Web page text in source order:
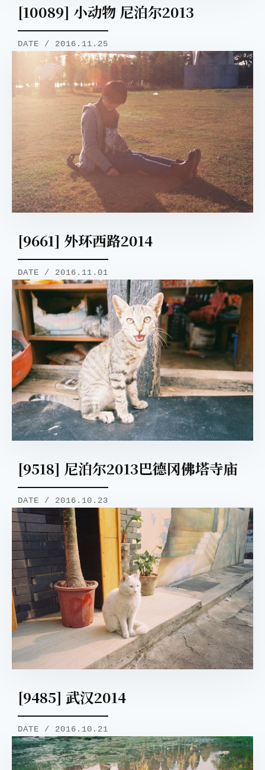
[10089] 小动物 尼泊尔2013
DATE / 2016.11.25
[9661] 外环西路2014
DATE / 2016.11.01
[9518] 尼泊尔2013巴德冈佛塔寺庙
DATE / 2016.10.23
[9485] 武汉2014
DATE / 2016.10.21